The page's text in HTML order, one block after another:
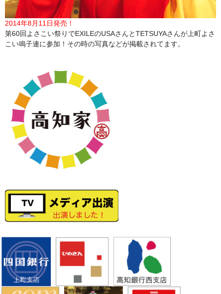
2014年8月11日発売！
第60回よさこい祭りでEXILEのUSAさんとTETSUYAさんが上町よさ
こい鳴子連に参加！その時の写真などが掲載されてます。